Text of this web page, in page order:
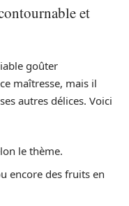
et
goûter
maîtresse, mais il
autres délices. Voici
le thème.
encore des fruits en